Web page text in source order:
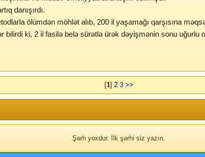
danışırdı.
ölümdən möhlət alıb, 200 il yaşamağı qarşısına
ki, 2 il fasilə belə sürətlə ürək dəyişmənin sonu
[1] 2 3 >>
Şərh yoxdur. İlk şərhi siz yazın.